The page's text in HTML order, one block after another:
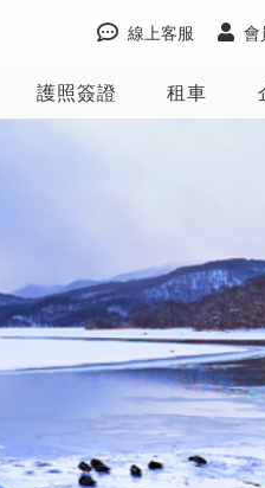
會
線上客服
護照簽證 租車